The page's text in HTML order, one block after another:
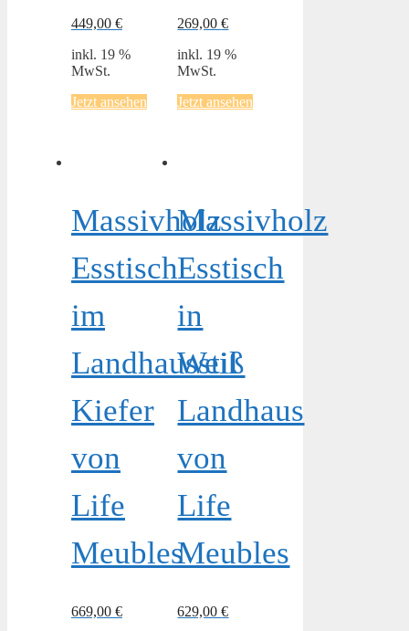
449,00 €
inkl. 19 %
MwSt.
Jetzt ansehen
269,00€
inkl. 19 %
MwSt.
Jetzt ansehen
Massivholz
Esstisch
im
Landhausstil
Kiefer
von
Life
Meubles
669,00 €
Massivholz
Esstisch
in
Weiß
Landhaus
von
Life
Meubles
629,00€